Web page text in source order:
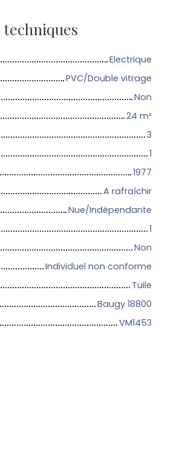
techniques
Electrique
PVC/Double vitrage
Non
24 m²
3
1
1977
A rafraîchir
Nue/Indépendante
1
Non
Individuel non conforme
Tuile
Baugy 18800
VM1453